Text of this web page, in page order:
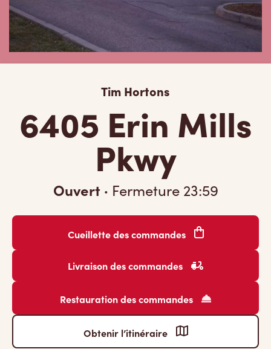
Tim Hortons
6405 Erin Mills
Pkwy
Ouvert · Fermeture 23:59
Cueillette des commandes
Livraison des commandes
Restauration des commandes
Obtenir l’itinéraire